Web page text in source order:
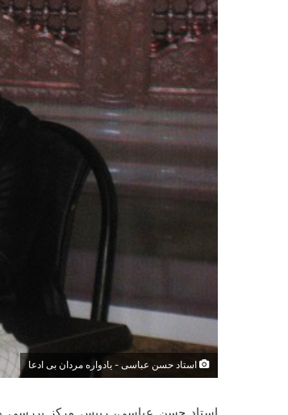
استاد حسن عباسی - یادواره مردان بی ادعا